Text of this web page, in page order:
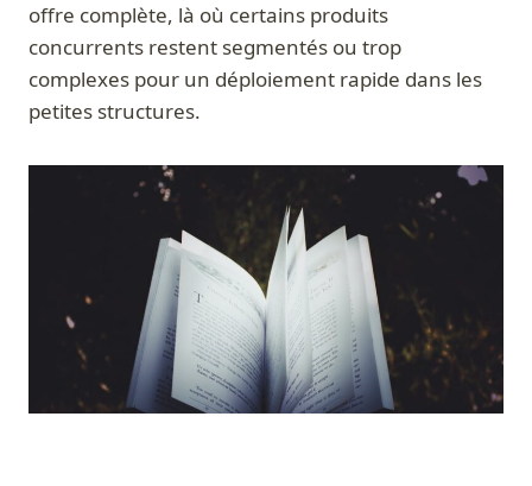
offre complète, là où certains produits
concurrents restent segmentés ou trop
complexes pour un déploiement rapide dans les
petites structures.